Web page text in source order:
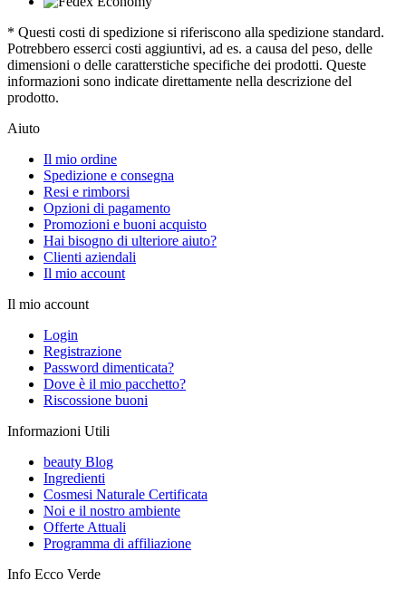
* Questi costi di spedizione si riferiscono alla spedizione standard.
Potrebbero esserci costi aggiuntivi, ad es. a causa del peso, delle
dimensioni o delle caratterstiche specifiche dei prodotti. Queste
informazioni sono indicate direttamente nella descrizione del
prodotto.
Aiuto
Il mio ordine
Spedizione e consegna
Resi e rimborsi
Opzioni di pagamento
Promozioni e buoni acquisto
Hai bisogno di ulteriore aiuto?
Clienti aziendali
Il mio account
Il mio account
Login
Registrazione
Password dimenticata?
Dove è il mio pacchetto?
Riscossione buoni
Informazioni Utili
beauty Blog
Ingredienti
Cosmesi Naturale Certificata
Noi e il nostro ambiente
Offerte Attuali
Programma di affiliazione
Info Ecco Verde